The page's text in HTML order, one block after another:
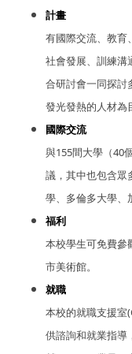
計畫
有國際交流、教育
社會發展、訓練溝
合研討會一同探討
發光發熱的人材為
國際交流
與155間大學（40
議，其中也包含眾
學、多倫多大學、
福利
本校學生可免費參
市美術館。
就職
本校的就職支援室
供諮詢和就業指導